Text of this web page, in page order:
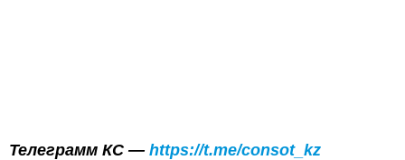
Телеграмм КС — https://t.me/consot_kz